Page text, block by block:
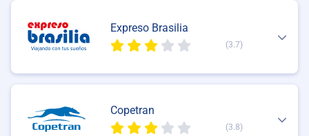
Expreso Brasilia
(3.7)
Copetran
(3.8)